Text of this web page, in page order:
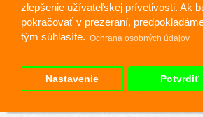
zlepšenie užívateľskej prívetivosti. Ak
pokračovať v prezeraní,
tým súhlasíte. Ochrana osobných údajov
Nastavenie Potvrdiť